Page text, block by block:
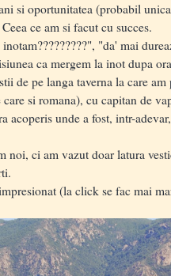
si oportunitatea (probabil
ce am si facut cu succes.
"da' mai
ca mergem la inot dupa
de pe langa taverna la care am
si romana), cu capitan de
acoperis unde a fost, intr-
ci am vazut doar latura
(la click se fac mai